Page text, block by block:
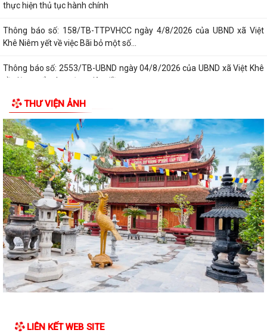
thực hiện thủ tục hành chính
Thông báo số: 158/TB-TTPVHCC ngày 4/8/2026 của UBND xã Việt
Khê Niêm yết về việc Bãi bỏ một số...
Thông báo số: 2553/TB-UBND ngày 04/8/2026 của UBND xã Việt Khê
về việc tuyển chọn ứng viên điều...
Báo cáo số: 21/KT-UBND ngày 4/8/2026 của UBND xã Việt Khê về
Danh sách hộ kinh doanh, HTX đã đăng...
BAN CHỈ HUY QUÂN SỰ XÃ VIỆT KHÊ TỔ CHỨC HỘI NGHỊ CÔNG BỐ
CÁC QUYẾT ĐỊNH MIỄN NHIỆM, BỔ NHIỆM CÁN BỘ...
Thông báo số: 2549/TB-UBND ngày 03/8/2026 của UBND xã Việt Khê
về việc lập mới bổ sung văn bản ủy...
XÃ VIỆT KHÊ TỔ CHỨC LỄ CHÀO CỜ VÀ SINH HOẠT DƯỚI CỜ THÁNG 8
NĂM 2026
Báo cáo số 330/BC-UBND ngày 3/8/2026 của UBND xã Việt Khê Kết
quả thực hiện nội dung Thông báo số...
Hội Nông dân xã Việt Khê phối hợp với Công ty Cổ phần Tư Nông
XÃ VIỆTKHÊ, THÀNH PHỐ HẢI PHÒNG: BẾ MẠC LỚP BỒI DƯỠNG KIẾN
THƯ VIỆN ẢNH
LIÊN KẾT WEB SITE